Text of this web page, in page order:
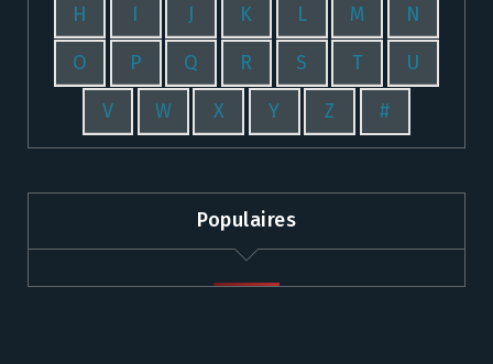
H I J K L M N
O P Q R S T U
V W X Y Z #
Populaires